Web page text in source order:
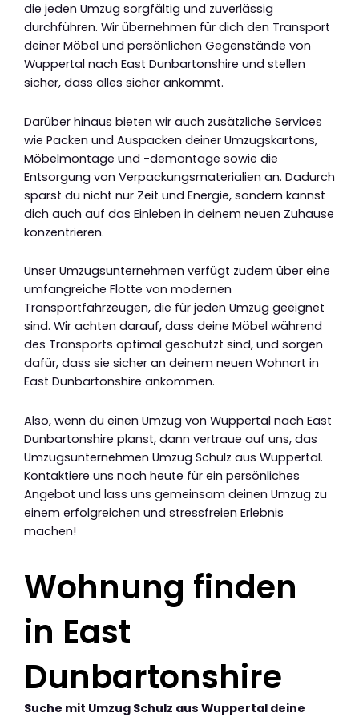
die jeden Umzug sorgfältig und zuverlässig
durchführen. Wir übernehmen für dich den Transport
deiner Möbel und persönlichen Gegenstände von
Wuppertal nach East Dunbartonshire und stellen
sicher, dass alles sicher ankommt.
Darüber hinaus bieten wir auch zusätzliche Services
wie Packen und Auspacken deiner Umzugskartons,
Möbelmontage und -demontage sowie die
Entsorgung von Verpackungsmaterialien an. Dadurch
sparst du nicht nur Zeit und Energie, sondern kannst
dich auch auf das Einleben in deinem neuen Zuhause
konzentrieren.
Unser Umzugsunternehmen verfügt zudem über eine
umfangreiche Flotte von modernen
Transportfahrzeugen, die für jeden Umzug geeignet
sind. Wir achten darauf, dass deine Möbel während
des Transports optimal geschützt sind, und sorgen
dafür, dass sie sicher an deinem neuen Wohnort in
East Dunbartonshire ankommen.
Also, wenn du einen Umzug von Wuppertal nach East
Dunbartonshire planst, dann vertraue auf uns, das
Umzugsunternehmen Umzug Schulz aus Wuppertal.
Kontaktiere uns noch heute für ein persönliches
Angebot und lass uns gemeinsam deinen Umzug zu
einem erfolgreichen und stressfreien Erlebnis
machen!
Wohnung finden
in East
Dunbartonshire
Suche mit Umzug Schulz aus Wuppertal deine